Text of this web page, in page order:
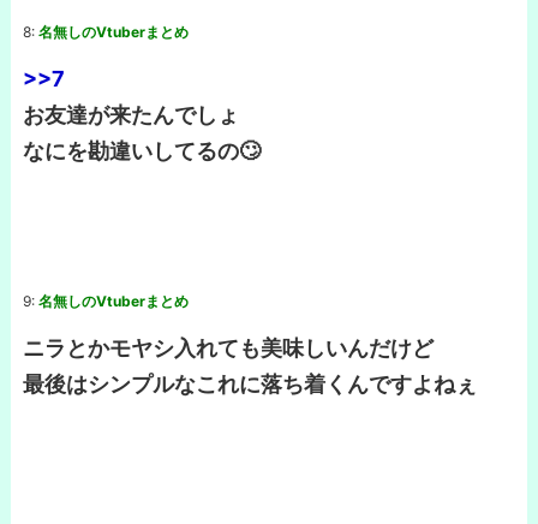
8: 名無しのVtuberまとめ
>>7
お友達が来たんでしょ
なにを勘違いしてるの🙄
9: 名無しのVtuberまとめ
ニラとかモヤシ入れても美味しいんだけど
最後はシンプルなこれに落ち着くんですよねぇ